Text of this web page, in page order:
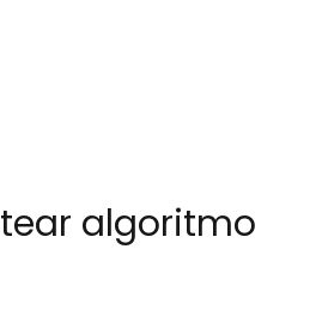
algoritmo